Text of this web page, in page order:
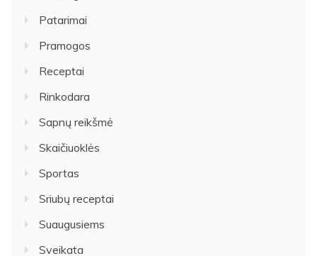
Patarimai
Pramogos
Receptai
Rinkodara
Sapnų reikšmė
Skaičiuoklės
Sportas
Sriubų receptai
Suaugusiems
Sveikata